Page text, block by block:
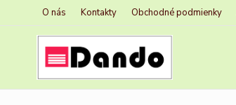
O nás Kontakty Obchodné podmienky